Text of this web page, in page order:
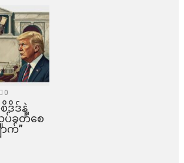
0
ဒိဒ်နဲ့
ပ်ခတ်စေ
က်”